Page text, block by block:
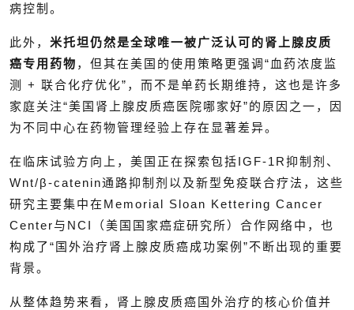
病控制。
此外， 米托坦仍然是全球唯一被广泛认可的肾上腺皮质
癌专用药物 ，但其在美国的使用策略更强调“血药浓度监
测 + 联合化疗优化”，而不是单药长期维持，这也是许多
家庭关注“美国肾上腺皮质癌医院哪家好”的原因之一，因
为不同中心在药物管理经验上存在显著差异。
在临床试验方向上，美国正在探索包括IGF-1R抑制剂、
Wnt/β-catenin通路抑制剂以及新型免疫联合疗法，这些
研究主要集中在Memorial Sloan Kettering Cancer
Center与NCI（美国国家癌症研究所）合作网络中，也
构成了“国外治疗肾上腺皮质癌成功案例”不断出现的重要
背景。
从整体趋势来看，肾上腺皮质癌国外治疗的核心价值并